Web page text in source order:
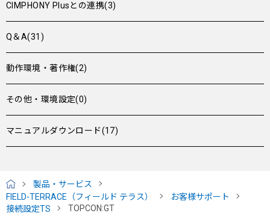
CIMPHONY Plusとの連携(3)
Q＆A(31)
動作環境・著作権(2)
その他・環境設定(0)
マニュアルダウンロード(17)
H
O
製品・サービス
FIELD-TERRACE（フィールド テラス）
お客様サポート
接続設定TS
TOPCON:GT